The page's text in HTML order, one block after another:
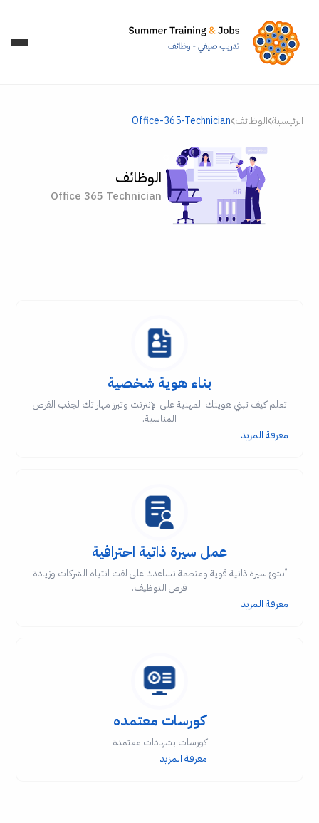
الرئيسية الوظائف Office-365-Technician
الوظائف
Office 365 Technician
بناء هوية شخصية
تعلم كيف تبني هويتك المهنية على الإنترنت وتبرز مهاراتك لجذب الفرص
المناسبة.
معرفة المزيد
عمل سيرة ذاتية احترافية
أنشئ سيرة ذاتية قوية ومنظمة تساعدك على لفت انتباه الشركات وزيادة
فرص التوظيف.
معرفة المزيد
كورسات معتمده
كورسات بشهادات معتمدة
معرفة المزيد